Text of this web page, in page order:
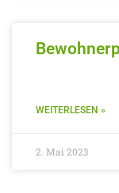
WEITERLESEN »
2. Mai 2023